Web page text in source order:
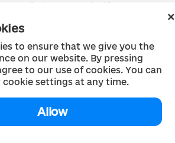
to ensure that we give you the
on our website. By pressing
to our use of cookies. You can
cookie settings at any time.
Allow
Attribution 4.0 International license,